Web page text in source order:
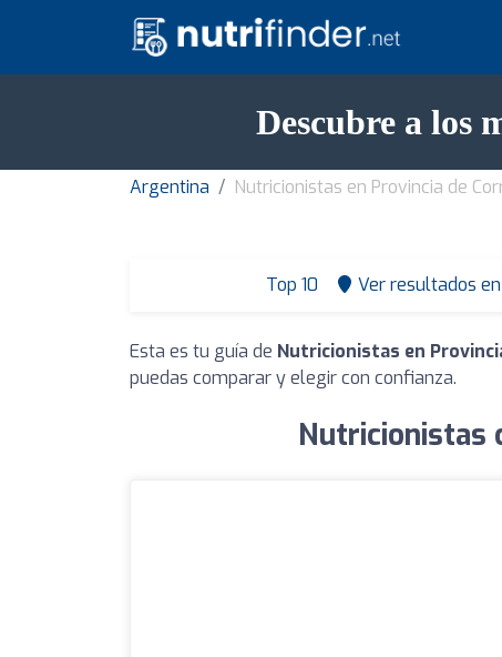
Descubre a los
Argentina Nutricionistas en Provincia de
Top 10 Ver resultados
Esta es tu guía de Nutricionistas en
puedas comparar y elegir con confianza.
Nutricionistas